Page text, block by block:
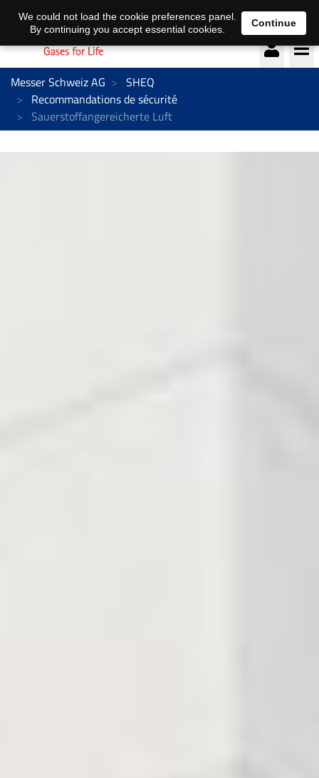
Deutsch français
Messer Schweiz AG
SHEQ
Recommandations de sécurité
Sauerstoffangereicherte Luft
We could not load the cookie preferences panel.
By continuing you accept essential cookies.
Continue